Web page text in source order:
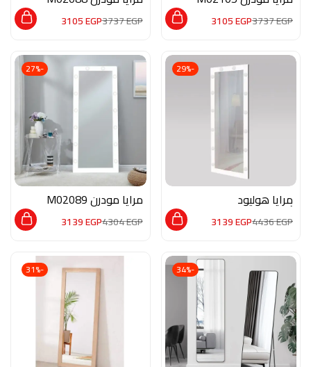
3737EGP
3105EGP
3737EGP
3105EGP
-29%
مرايا هوليود
أبيضM021144436EGP
3139EGP
-27%
مرايا مودرن M02089
4304EGP
3139EGP
-34%
-31%